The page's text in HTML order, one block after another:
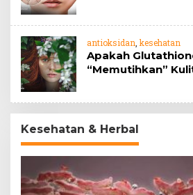
antioksidan kesehatan
Apakah
“Memutihkan”
Kesehatan & Herbal